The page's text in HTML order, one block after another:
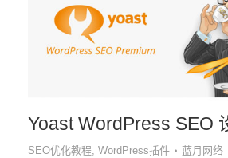
Yoast WordPress SEO
SEO优化教程, WordPress插件 蓝月网络